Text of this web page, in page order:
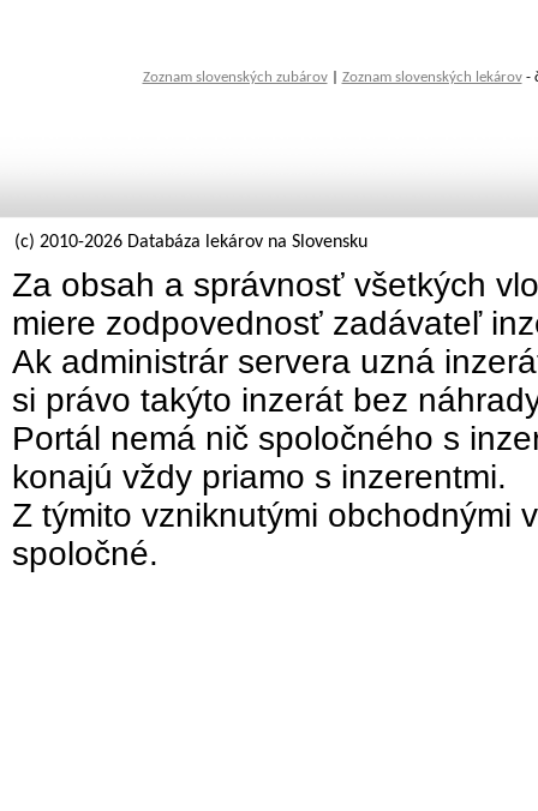
Zoznam slovenských zubárov| Zoznam slovenských lekárov-
(c) 2010-2026 Databáza lekárov na Slovensku
Za obsah a správnosť všetkých
miere zodpovednosť zadávateľ
Ak administrár servera uzná
si právo takýto inzerát bez
Portál nemá nič spoločného s
konajú vždy priamo s inzerentmi.
Z týmito vzniknutými obchodnými
spoločné.